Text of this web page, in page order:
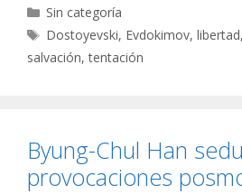
Categorías
Sin categoría
Etiquetas
Dostoyevski, Evdokimov,libertad
salvación,tentación
Byung-Chul Han
provocaciones